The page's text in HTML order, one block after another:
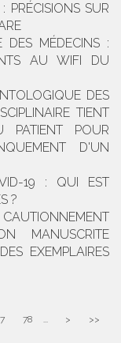
PRÉCISIONS SUR
DES MÉDECINS :
AU WIFI DU
DES
TIENT
PATIENT POUR
D'UN
19 : QUI EST
?
MANUSCRITE
EXEMPLAIRES
78 ... > >>